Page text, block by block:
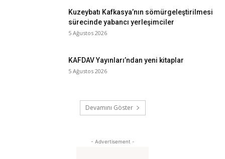
Kuzeybatı Kafkasya’nın sömürgeleştirilmesi
sürecinde yabancı yerleşimciler
5 Ağustos 2026
KAFDAV Yayınları’ndan yeni kitaplar
5 Ağustos 2026
Devamını Göster
- Advertisement -